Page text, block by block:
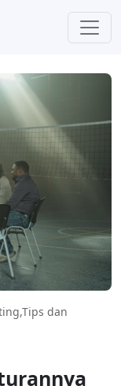
dan